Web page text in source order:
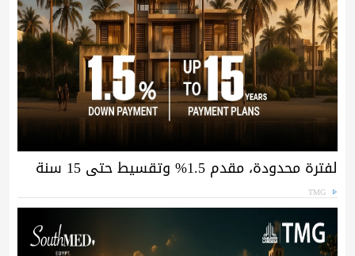
لفترة محدودة، مقدم 1.5% وتقسيط حتى 15 سنة
TMG